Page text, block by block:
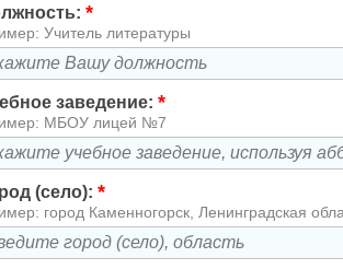
*
Учитель литературы
заведение: *
МБОУ лицей №7
(село): *
город Каменногорск, Ленинградская